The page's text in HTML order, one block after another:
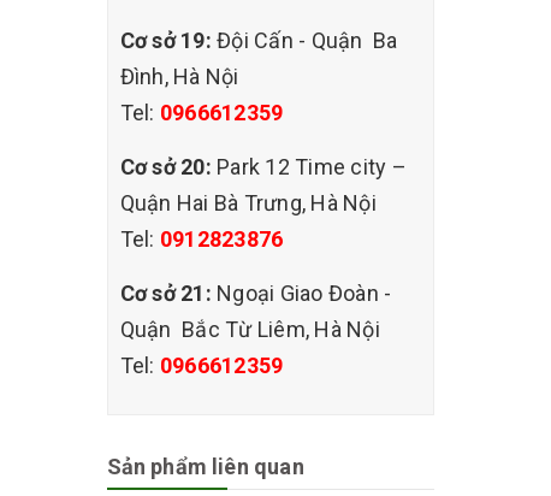
Cơ sở 19: Đội Cấn - Quận Ba
Đình, Hà Nội
Tel: 0966612359
Cơ sở 20: Park 12 Time city –
Quận Hai Bà Trưng, Hà Nội
Tel: 0912823876
Cơ sở 21: Ngoại Giao Đoàn -
Quận Bắc Từ Liêm, Hà Nội
Tel: 0966612359
Sản phẩm liên quan